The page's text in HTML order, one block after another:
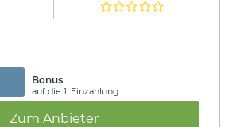
Bonus
auf die 1. Einzahlung
Zum Anbieter